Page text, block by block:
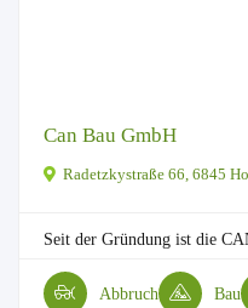
Can Bau GmbH
Radetzkystraße 66, 6845
Seit der Gründung ist die
Abbruch Bau